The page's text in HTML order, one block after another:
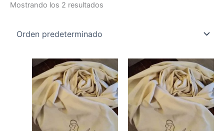
Mostrando los 2 resultados